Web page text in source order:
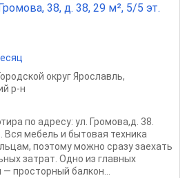
38, д. 38, 29 м², 5/5 эт.
округ Ярославль,
р-н
по адресу: ул. Громова,д. 38.
Вся мебель и бытовая техника
поэтому можно сразу заехать
затрат. Одно из главных
просторный балкон...